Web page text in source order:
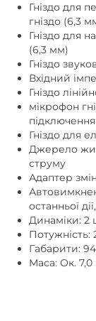
Гніздо для
гніздо (6,3
Гніздо для
(6,3 мм)
Гніздо
Вхідний
Гніздо
мікрофон
Гніздо для
Джерело
струму
Адаптер
останньої
Динаміки: 2
Потужність:
Габарити:
Маса: Ок. 7,0